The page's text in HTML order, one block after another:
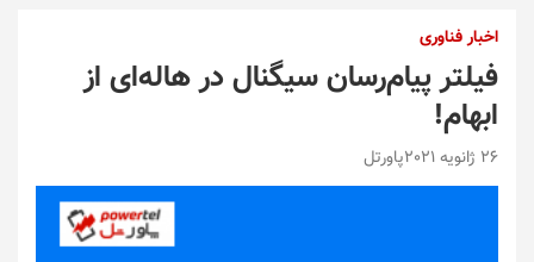
اخبار فناوری
فیلتر پیام‌رسان سیگنال در هاله‌ای از
ابهام!
26 ژانویه 2021 پاورتل